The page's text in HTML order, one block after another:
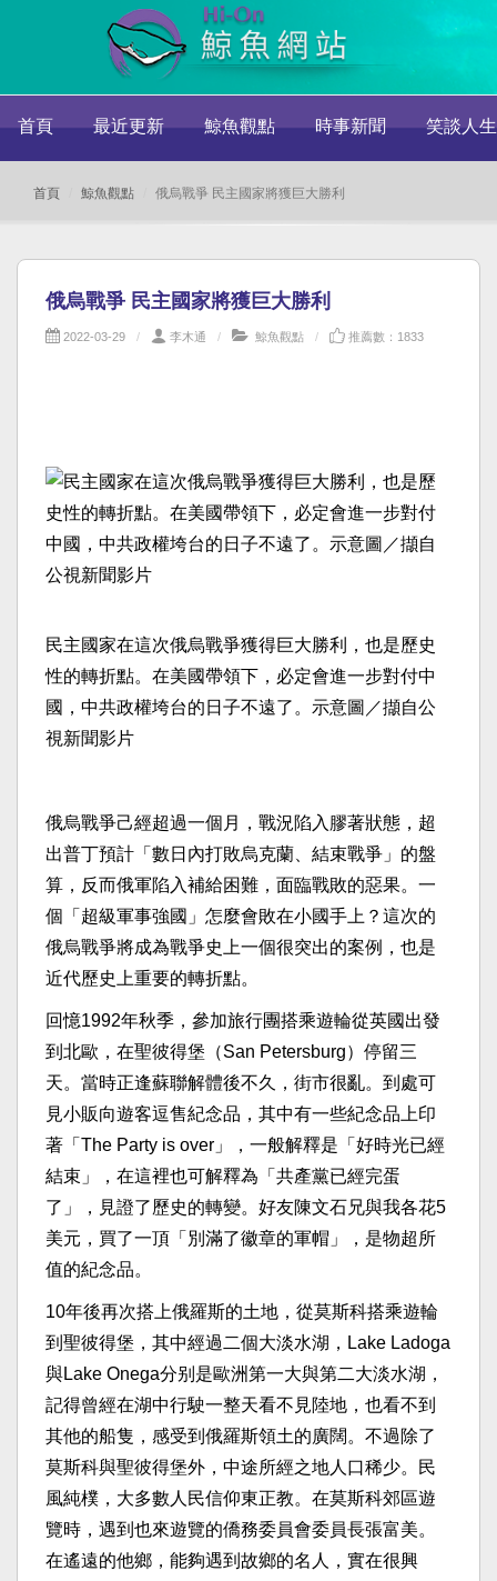
首頁 最近更新 鯨魚觀點 時事新聞 笑談人生
首頁 鯨魚觀點 俄烏戰爭 民主國家將獲巨大勝利
俄烏戰爭 民主國家將獲巨大勝利
2022-03-29 李木通 鯨魚觀點 推薦數：1833
民主國家在這次俄烏戰爭獲得巨大勝利，也是歷史
性的轉折點。在美國帶領下，必定會進一步對付中
國，中共政權垮台的日子不遠了。示意圖／擷自公
視新聞影片
俄烏戰爭己經超過一個月，戰況陷入膠著狀態，超
出普丁預計「數日內打敗烏克蘭、結束戰爭」的盤
算，反而俄軍陷入補給困難，面臨戰敗的惡果。一
個「超級軍事強國」怎麼會敗在小國手上？這次的
俄烏戰爭將成為戰爭史上一個很突出的案例，也是
近代歷史上重要的轉折點。
回憶1992年秋季，參加旅行團搭乘遊輪從英國出發
到北歐，在聖彼得堡（San Petersburg）停留三
天。當時正逢蘇聯解體後不久，街市很亂。到處可
見小販向遊客逗售紀念品，其中有一些紀念品上印
著「The Party is over」，一般解釋是「好時光已經
結束」，在這裡也可解釋為「共產黨已經完蛋
了」，見證了歷史的轉變。好友陳文石兄與我各花5
美元，買了一頂「別滿了徽章的軍帽」，是物超所
值的紀念品。
10年後再次搭上俄羅斯的土地，從莫斯科搭乘遊輪
到聖彼得堡，其中經過二個大淡水湖，Lake Ladoga
與Lake Onega分别是歐洲第一大與第二大淡水湖，
記得曾經在湖中行駛一整天看不見陸地，也看不到
其他的船隻，感受到俄羅斯領土的廣闊。不過除了
莫斯科與聖彼得堡外，中途所經之地人口稀少。民
風純樸，大多數人民信仰東正教。在莫斯科郊區遊
覽時，遇到也來遊覽的僑務委員會委員長張富美。
在遙遠的他鄉，能夠遇到故鄉的名人，實在很興